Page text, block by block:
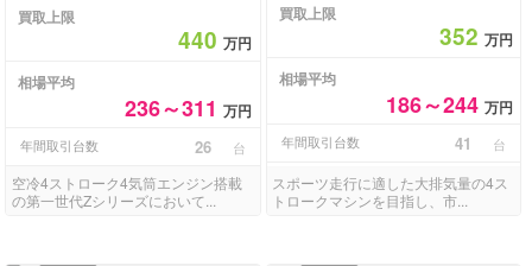
買取上限
440万円
相場平均
236～311万円
年間取引台数 26 台
空冷4ストローク4気筒エンジン搭載
の第一世代Zシリーズにおいて...
買取上限
352 万円
相場平均
186～244 万円
年間取引台数 41 台
スポーツ走行に適した大排気量の4ス
トロークマシンを目指し、市...